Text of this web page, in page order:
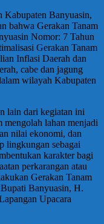
Kabupaten Banyuasin,
bahwa Gerakan Tanam
Nomor: 7 Tahun
Gerakan Tanam
Inflasi Daerah dan
cabe dan jagung
wilayah Kabupaten
lain dari kegiatan ini
mengolah lahan menjadi
nilai ekonomi, dan
lingkungan sebagai
karakter bagi
perkarangan atau
Gerakan Tanam
Banyuasin, H.
Upacara